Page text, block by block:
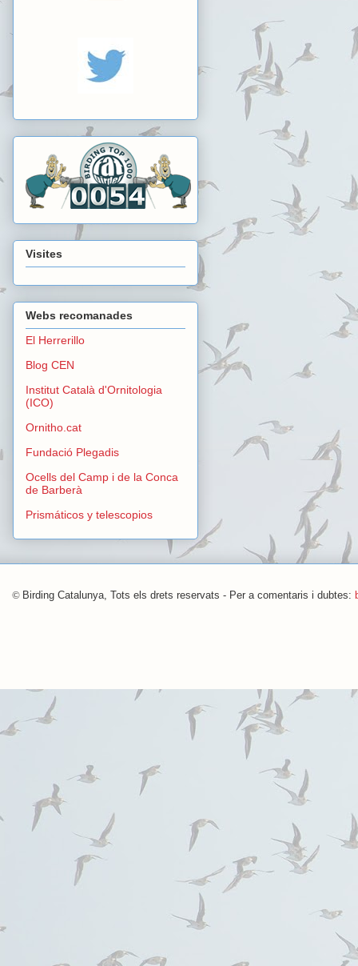
Visites
Webs recomanades
El Herrerillo
Blog CEN
Institut Català d'Ornitologia
(ICO)
Ornitho.cat
Fundació Plegadis
Ocells del Camp i de la Conca
de Barberà
Prismáticos y telescopios
© Birding Catalunya, Tots els drets reservats - Per a comentaris i dubtes: